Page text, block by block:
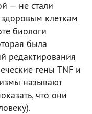
— не стали
клеткам
биологи
была
редактирования
гены TNF и
называют
что они